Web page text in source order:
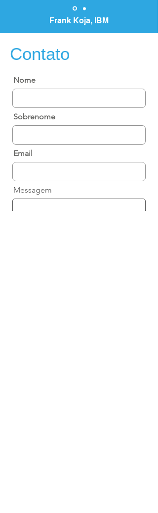
Frank Koja, IBM
Contato
Nome
Sobrenome
Email
Messagem